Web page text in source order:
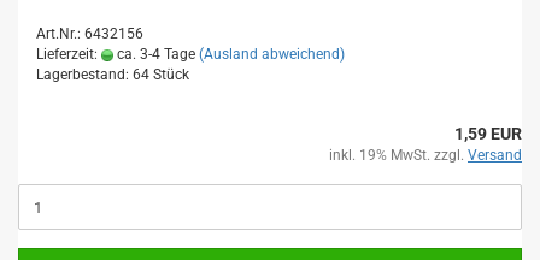
Art.Nr.: 6432156
Lieferzeit:
ca. 3-4 Tage (Ausland abweichend)
Lagerbestand: 64 Stück
1,59 EUR
inkl. 19% MwSt. zzgl. Versand